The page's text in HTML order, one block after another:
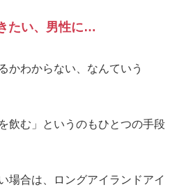
たい、男性に…
かわからない、なんていう
飲む」というのもひとつの手段
場合は、ロングアイランドアイ